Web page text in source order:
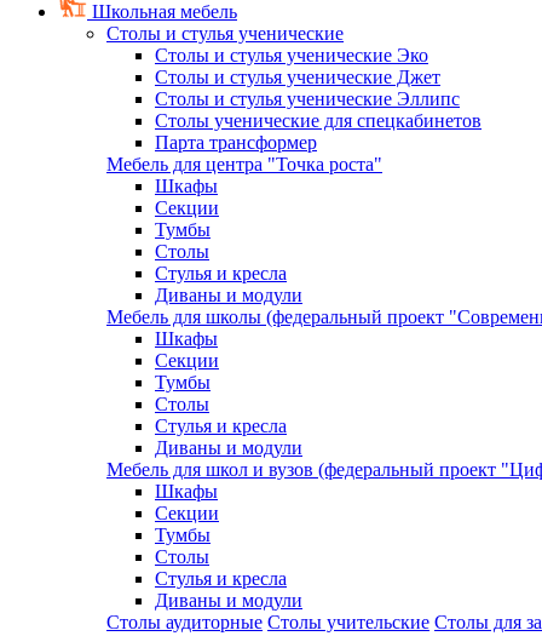
Школьная мебель
Столы и стулья ученические
Столы и стулья ученические Эко
Столы и стулья ученические Джет
Столы и стулья ученические Эллипс
Столы ученические для спецкабинетов
Парта трансформер
Мебель для центра "Точка роста"
Шкафы
Секции
Тумбы
Столы
Стулья и кресла
Диваны и модули
Мебель для школы (федеральный проект
Шкафы
Секции
Тумбы
Столы
Стулья и кресла
Диваны и модули
Мебель для школ и вузов (федеральный проект
Шкафы
Секции
Тумбы
Столы
Стулья и кресла
Диваны и модули
Столы аудиторные Столы учительские Столы для